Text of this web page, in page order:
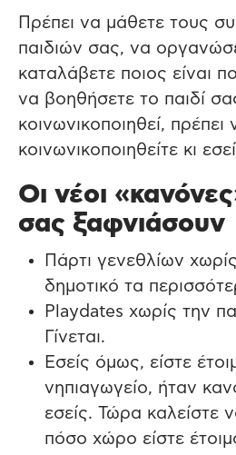
Πρέπει να μάθετε τους
παιδιών σας, να
καταλάβετε ποιος είναι
να βοηθήσετε το παιδί
κοινωνικοποιηθεί, πρέπει
κοινωνικοποιηθείτε κι
Οι νέοι
σας ξαφνιάσουν
Πάρτι γενεθλίων
δημοτικό τα
Playdates χωρίς την
Γίνεται.
Εσείς όμως, είστε
νηπιαγωγείο, ήταν
εσείς. Τώρα καλείστε
πόσο χώρο είστε